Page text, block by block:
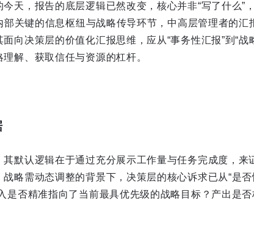
天，报告的底层逻辑已然改变，核心并非“写了什么”
部关键的信息枢纽与战略传导环节，中高层管理者的汇
向决策层的价值化汇报思维，应从“事务性汇报”到“战
解、获取信任与资源的杠杆。
默认逻辑在于通过充分展示工作量与任务完成度，来
略需动态调整的背景下，决策层的核心诉求已从“是否
是否精准指向了当前最具优先级的战略目标？产出是